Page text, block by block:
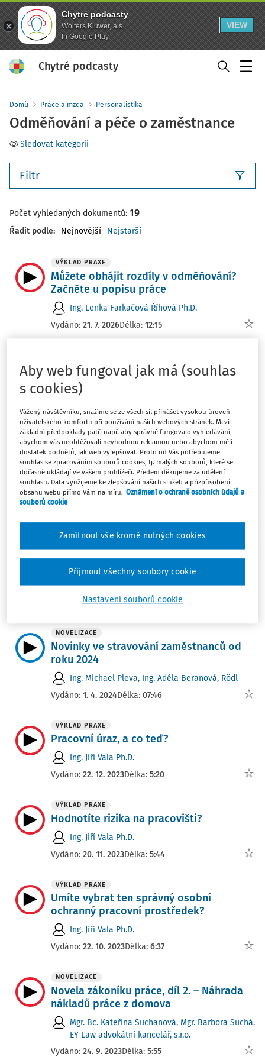
Chytré podcasty
Wolters Kluwer, a.s.
In Google Play
VIEW
Chytré podcasty
Domů Práce a mzda Personalistika
Odměňování a péče o zaměstnance
Sledovat kategorii
Filtr
Počet vyhledaných dokumentů: 19
Řadit podle: Nejnovější Nejstarší
VÝKLAD PRAXE
Můžete obhájit rozdíly v odměňování?
Začněte u popisu práce
Ing. Lenka Farkačová Říhová Ph.D.
Vydáno: 21. 7. 2026Délka: 12:15
AI v náboru: Co automatizovat a co
nechat na lidech
Vydáno: 11. 6. 2026Délka:12:20
VÝKLAD PRAXE
Stejná práce, stejná odměna? Pohled
byznysu a státu
Ing. Lenka Farkačová Říhová Ph.D.
VÝKLAD PRAXE
Spravedlivá mzda pod lupou: kdy je
férová a kdy jen „stejná“
Ing. Lenka Farkačová Říhová Ph.D.
Vydáno:3. 5. 2026Délka:07:18
NOVELIZACE
Novinky ve stravování zaměstnanců od
roku 2024
Ing. Michael Pleva, Ing. Adéla Beranová, Rödl
Vydáno: 1. 4. 2024Délka: 07:46
VÝKLAD PRAXE
Pracovní úraz, a co teď?
Ing. Jiří Vala Ph.D.
Vydáno: 22. 12. 2023Délka: 5:20
VÝKLAD PRAXE
Hodnotíte rizika na pracovišti?
Ing. Jiří Vala Ph.D.
Vydáno: 20. 11. 2023Délka: 5:44
VÝKLAD PRAXE
Umíte vybrat ten správný osobní
ochranný pracovní prostředek?
Ing. Jiří Vala Ph.D.
Vydáno: 22. 10. 2023Délka: 6:37
NOVELIZACE
Novela zákoníku práce, díl 2. – Náhrada
nákladů práce z domova
Mgr. Bc. Kateřina Suchanová, Mgr. Barbora Suchá,
EY Law advokátní kancelář, s.r.o.
Vydáno: 24. 9. 2023Délka: 5:55
Aby web fungoval jak má (souhlas
s cookies)
Vážený návštěvníku, snažíme se ze všech sil přinášet vysokou úroveň
uživatelského komfortu při používání našich webových stránek. Mezi
základní předpoklady patří např. aby správně fungovalo vyhledávání,
abychom vás neobtěžovali nevhodnou reklamou nebo abychom měli
dostatek podnětů, jak web vylepšovat. Proto od Vás potřebujeme
souhlas se zpracováním souborů cookies, tj. malých souborů, které se
dočasně ukládají ve vašem prohlížeči. Předem děkujeme za udělení
souhlasu. Data využijeme ke zlepšování našich služeb a přizpůsobení
obsahu webu přímo Vám na míru. Oznámení o ochraně osobních údajů a
souborů cookie
Nastavení souborů cookie
Zamítnout vše kromě nutných cookies
Přijmout všechny soubory cookie